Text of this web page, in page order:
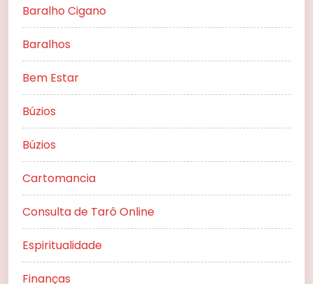
Baralho Cigano
Baralhos
Bem Estar
Búzios
Búzios
Cartomancia
Consulta de Tarô Online
Espiritualidade
Finanças